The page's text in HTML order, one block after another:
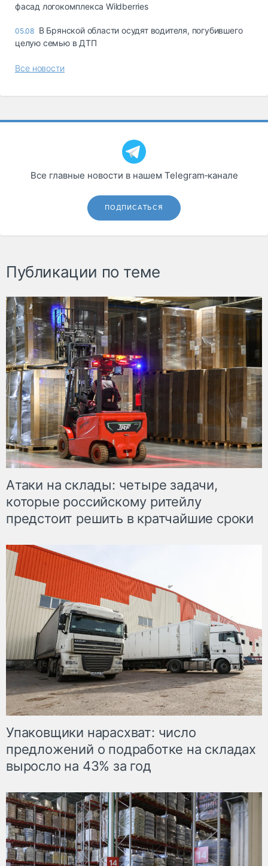
фасад логокомплекса Wildberries
05.08 В Брянской области осудят водителя, погубившего
целую семью в ДТП
Все новости
Все главные новости в нашем Telegram‑канале
ПОДПИСАТЬСЯ
Публикации по теме
Атаки на склады: четыре задачи,
которые российскому ритейлу
предстоит решить в кратчайшие сроки
Упаковщики нарасхват: число
предложений о подработке на складах
выросло на 43% за год